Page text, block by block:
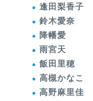
逢田梨香子
鈴木愛奈
降幡愛
雨宮天
飯田里穂
高槻かなこ
高野麻里佳